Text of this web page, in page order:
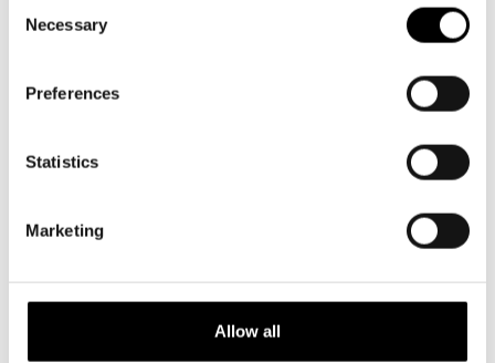
Selection
Necessary
Preferences
Statistics
Marketing
Allow all
Ge oss ett vitsord
5 – mycket bra
2 – medelmåttigt
1 – mycket dåligt